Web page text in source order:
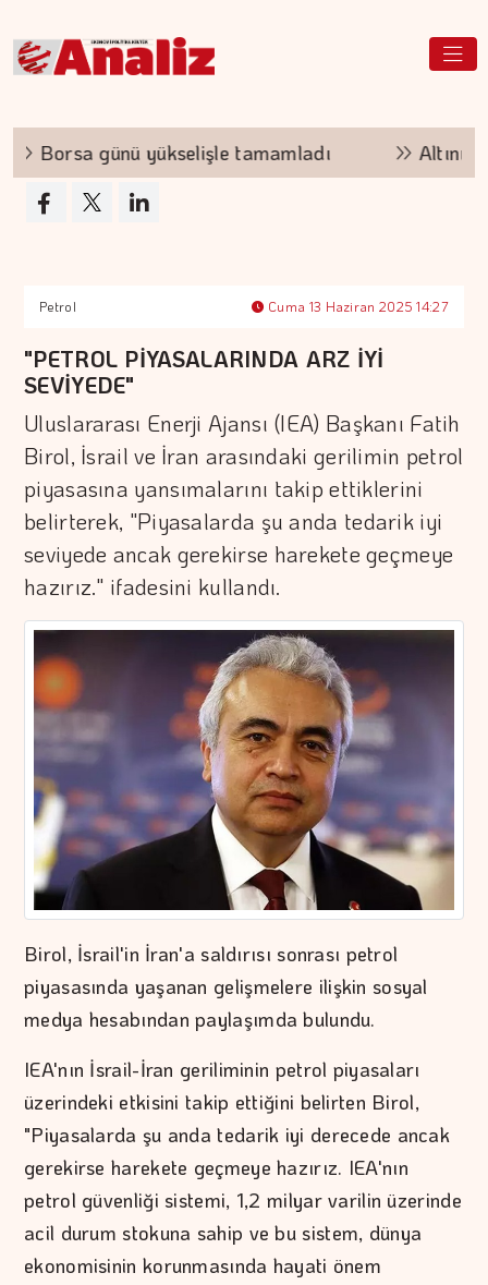
Borsa günü yükselişle tamamladı Altının
Petrol Cuma 13 Haziran 2025 14:27
"PETROL PİYASALARINDA ARZ İYİ
SEVİYEDE"
Uluslararası Enerji Ajansı (IEA) Başkanı Fatih
Birol, İsrail ve İran arasındaki gerilimin petrol
piyasasına yansımalarını takip ettiklerini
belirterek, "Piyasalarda şu anda tedarik iyi
seviyede ancak gerekirse harekete geçmeye
hazırız." ifadesini kullandı.
Birol, İsrail'in İran'a saldırısı sonrası petrol
piyasasında yaşanan gelişmelere ilişkin sosyal
medya hesabından paylaşımda bulundu.
IEA'nın İsrail-İran geriliminin petrol piyasaları
üzerindeki etkisini takip ettiğini belirten Birol,
"Piyasalarda şu anda tedarik iyi derecede ancak
gerekirse harekete geçmeye hazırız. IEA'nın
petrol güvenliği sistemi, 1,2 milyar varilin üzerinde
acil durum stokuna sahip ve bu sistem, dünya
ekonomisinin korunmasında hayati önem